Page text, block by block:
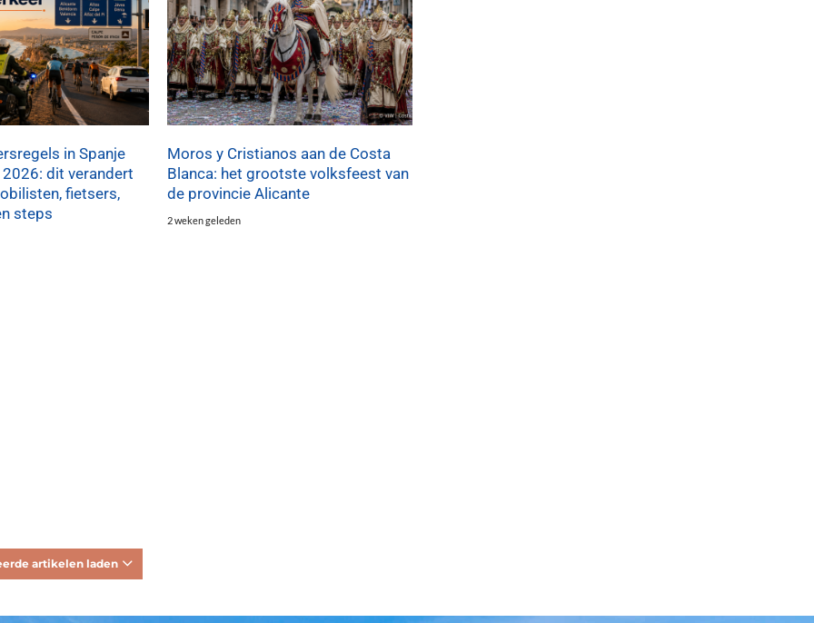
in Spanje
dit verandert
fietsers,
steps
Moros y Cristianos aan de Costa
Blanca: het grootste volksfeest van
de provincie Alicante
2 weken geleden
artikelen laden